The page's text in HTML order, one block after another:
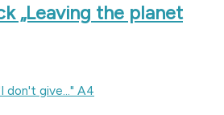
„Leaving the planet